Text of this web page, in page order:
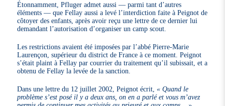
Étonnamment, Pfluger admet aussi — parmi tant d’autres
éléments — que Fellay aussi a levé l’interdiction faite à Peignot de
côtoyer des enfants, après avoir reçu une lettre de ce dernier lui
demandant l’autorisation d’organiser un camp scout.
Les restrictions avaient été imposées par l’abbé Pierre-Marie
Laurençon, supérieur du district de France à ce moment. Peignot
s’était plaint à Fellay par courrier du traitement qu’il subissait, et a
obtenu de Fellay la levée de la sanction.
Dans une lettre du 12 juillet 2002, Peignot écrit,« Quand le
problème s’est posé il y a deux ans, on en a parlé et vous m’avez